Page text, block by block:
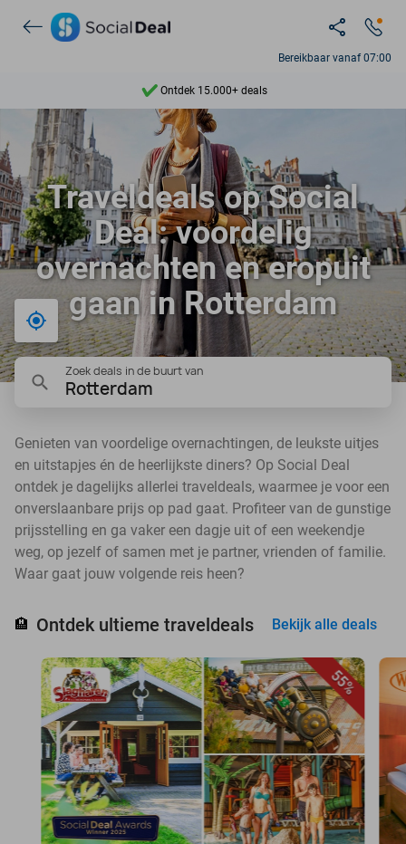
Bereikbaar vanaf 07:00
7 dagen per week beschikbaar
10+ miljoen leden
9,4
Ontdek 15.000+ deals
Traveldeals op Social
Deal: voordelig
overnachten en eropuit
gaan in Rotterdam
Bij mij in de buurt
Zoek deals in de buurt van
Rotterdam
Genieten van voordelige overnachtingen, de leukste uitjes
en uitstapjes én de heerlijkste diners? Op Social Deal
ontdek je dagelijks allerlei traveldeals, waarmee je voor een
onverslaanbare prijs op pad gaat. Profiteer van de gunstige
prijsstelling en ga vaker een dagje uit of een weekendje
weg, op jezelf of samen met je partner, vrienden of familie.
Waar gaat jouw volgende reis heen?
🏨 Ontdek ultieme traveldeals Bekijk alle deals
55%